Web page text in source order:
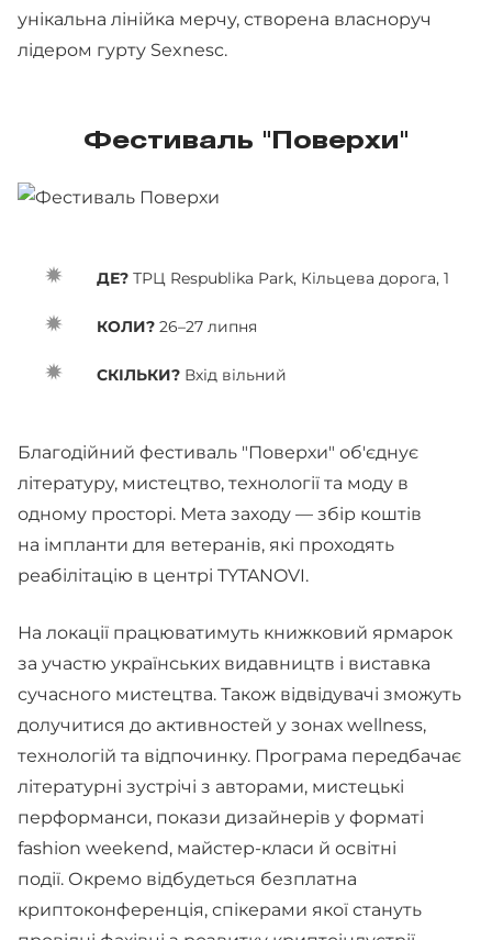
унікальна лінійка мерчу, створена власноруч
лідером гурту Sexnesc.
Фестиваль "Поверхи"
ДЕ? ТРЦ Respublika Park, Кільцева дорога, 1
КОЛИ? 26–27 липня
СКІЛЬКИ? Вхід вільний
Благодійний фестиваль "Поверхи" об'єднує
літературу, мистецтво, технології та моду в
одному просторі. Мета заходу — збір коштів
на імпланти для ветеранів, які проходять
реабілітацію в центрі TYTANOVI.
На локації працюватимуть книжковий ярмарок
за участю українських видавництв і виставка
сучасного мистецтва. Також відвідувачі зможуть
долучитися до активностей у зонах wellness,
технологій та відпочинку. Програма передбачає
літературні зустрічі з авторами, мистецькі
перформанси, покази дизайнерів у форматі
fashion weekend, майстер-класи й освітні
події. Окремо відбудеться безплатна
криптоконференція, спікерами якої стануть